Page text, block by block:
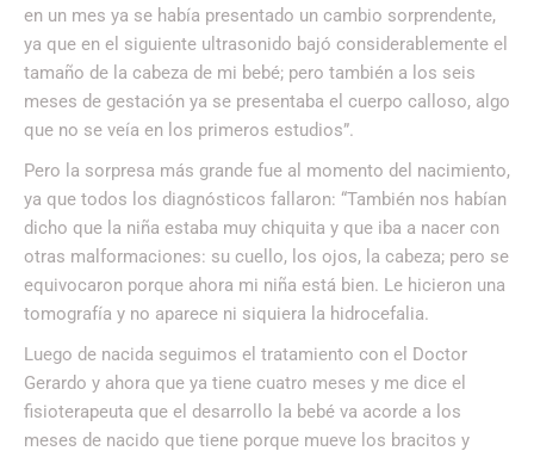
en un mes ya se había presentado un cambio sorprendente,
ya que en el siguiente ultrasonido bajó considerablemente el
tamaño de la cabeza de mi bebé; pero también a los seis
meses de gestación ya se presentaba el cuerpo calloso, algo
que no se veía en los primeros estudios”.
Pero la sorpresa más grande fue al momento del nacimiento,
ya que todos los diagnósticos fallaron: “También nos habían
dicho que la niña estaba muy chiquita y que iba a nacer con
otras malformaciones: su cuello, los ojos, la cabeza; pero se
equivocaron porque ahora mi niña está bien. Le hicieron una
tomografía y no aparece ni siquiera la hidrocefalia.
Luego de nacida seguimos el tratamiento con el Doctor
Gerardo y ahora que ya tiene cuatro meses y me dice el
fisioterapeuta que el desarrollo la bebé va acorde a los
meses de nacido que tiene porque mueve los bracitos y